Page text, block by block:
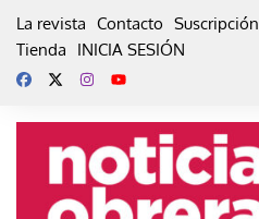
La revista Contacto Suscripción
Tienda
INICIA SESIÓN